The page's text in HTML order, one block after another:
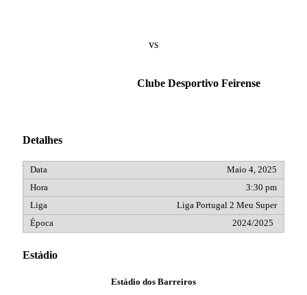
vs
Clube Desportivo Feirense
Detalhes
Maio 4, 2025
3:30 pm
Liga Portugal 2 Meu Super
2024/2025
Estádio
Estádio dos Barreiros